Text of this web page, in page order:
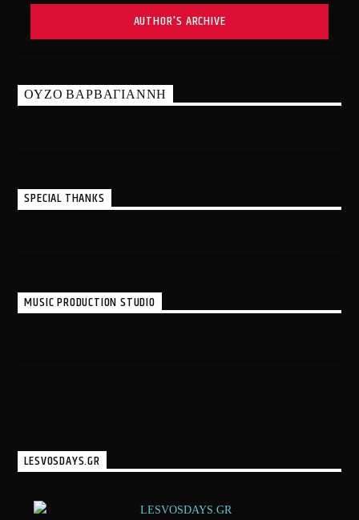
AUTHOR'S ARCHIVE
ΟΥΖΟ ΒΑΡΒΑΓΙΑΝΝΗ
SPECIAL THANKS
MUSIC PRODUCTION STUDIO
LESVOSDAYS.GR